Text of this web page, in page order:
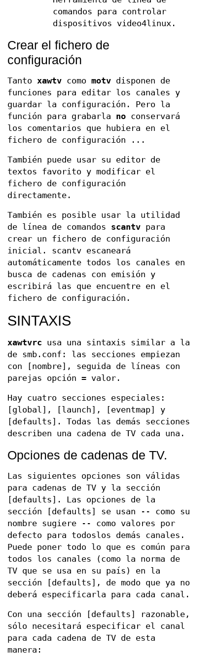
comandos para controlar
dispositivos video4linux.
Crear el fichero de
configuración
Tanto xawtv como motv disponen de
funciones para editar los canales y
guardar la configuración. Pero la
función para grabarla no conservará
los comentarios que hubiera en el
fichero de configuración ...
También puede usar su editor de
textos favorito y modificar el
fichero de configuración
directamente.
También es posible usar la utilidad
de línea de comandos scantv para
crear un fichero de configuración
inicial. scantv escaneará
automáticamente todos los canales en
busca de cadenas con emisión y
escribirá las que encuentre en el
fichero de configuración.
SINTAXIS
xawtvrc usa una sintaxis similar a la
de smb.conf: las secciones empiezan
con [nombre], seguida de líneas con
parejas opción = valor.
Hay cuatro secciones especiales:
[global], [launch], [eventmap] y
[defaults]. Todas las demás secciones
describen una cadena de TV cada una.
Opciones de cadenas de TV.
Las siguientes opciones son válidas
para cadenas de TV y la sección
[defaults]. Las opciones de la
sección [defaults] se usan -- como su
nombre sugiere -- como valores por
defecto para todoslos demás canales.
Puede poner todo lo que es común para
todos los canales (como la norma de
TV que se usa en su país) en la
sección [defaults], de modo que ya no
deberá especificarla para cada canal.
Con una sección [defaults] razonable,
sólo necesitará especificar el canal
para cada cadena de TV de esta
manera: